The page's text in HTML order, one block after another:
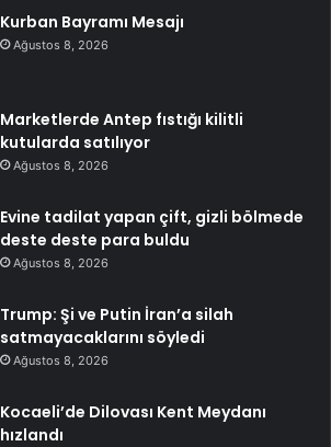
Kurban Bayramı Mesajı
Ağustos 8, 2026
Marketlerde Antep fıstığı kilitli
kutularda satılıyor
Ağustos 8, 2026
Evine tadilat yapan çift, gizli bölmede
deste deste para buldu
Ağustos 8, 2026
Trump: Şi ve Putin İran’a silah
satmayacaklarını söyledi
Ağustos 8, 2026
Kocaeli’de Dilovası Kent Meydanı
hızlandı